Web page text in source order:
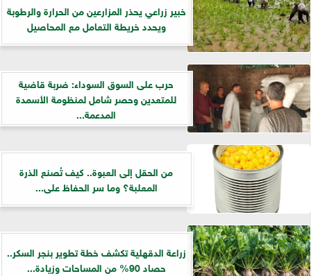
خبير زراعي يحذر المزارعين من الحرارة والرطوبة
ويحدد خريطة التعامل مع المحاصيل
حرب على السوق السوداء: ضربة قاضية
للمتعدين وحصر شامل لمنظومة الأسمدة
المدعمة...
من الحقل إلى العبوة.. كيف تُصنع الذرة
المعلبة؟ وما سر الحفاظ على...
زراعة الدقهلية تكشف خطة تطوير بنجر السكر..
حصاد 90% من المساحات وزيادة...